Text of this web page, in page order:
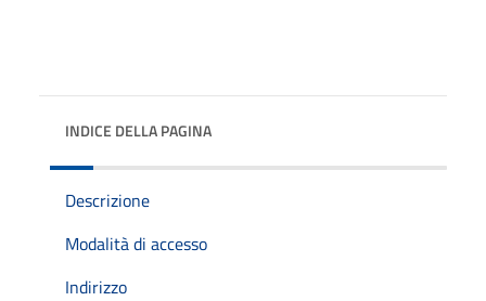
INDICE DELLA PAGINA
Descrizione
Modalità di accesso
Indirizzo